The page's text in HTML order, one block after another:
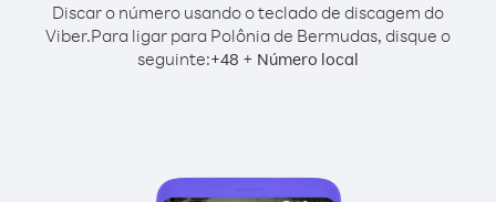
Discar o número usando o teclado de discagem do
Viber.Para ligar para Polônia de Bermudas, disque o
seguinte:+48 + Número local